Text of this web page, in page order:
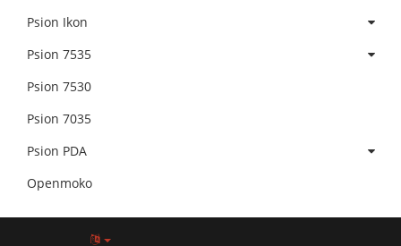
Psion Ikon
Psion 7535
Psion 7530
Psion 7035
Psion PDA
Openmoko